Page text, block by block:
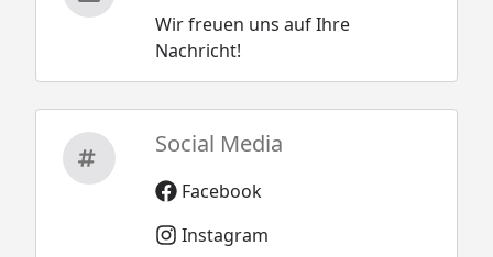
Wir freuen uns auf Ihre
Nachricht!
Social Media
Facebook
Instagram